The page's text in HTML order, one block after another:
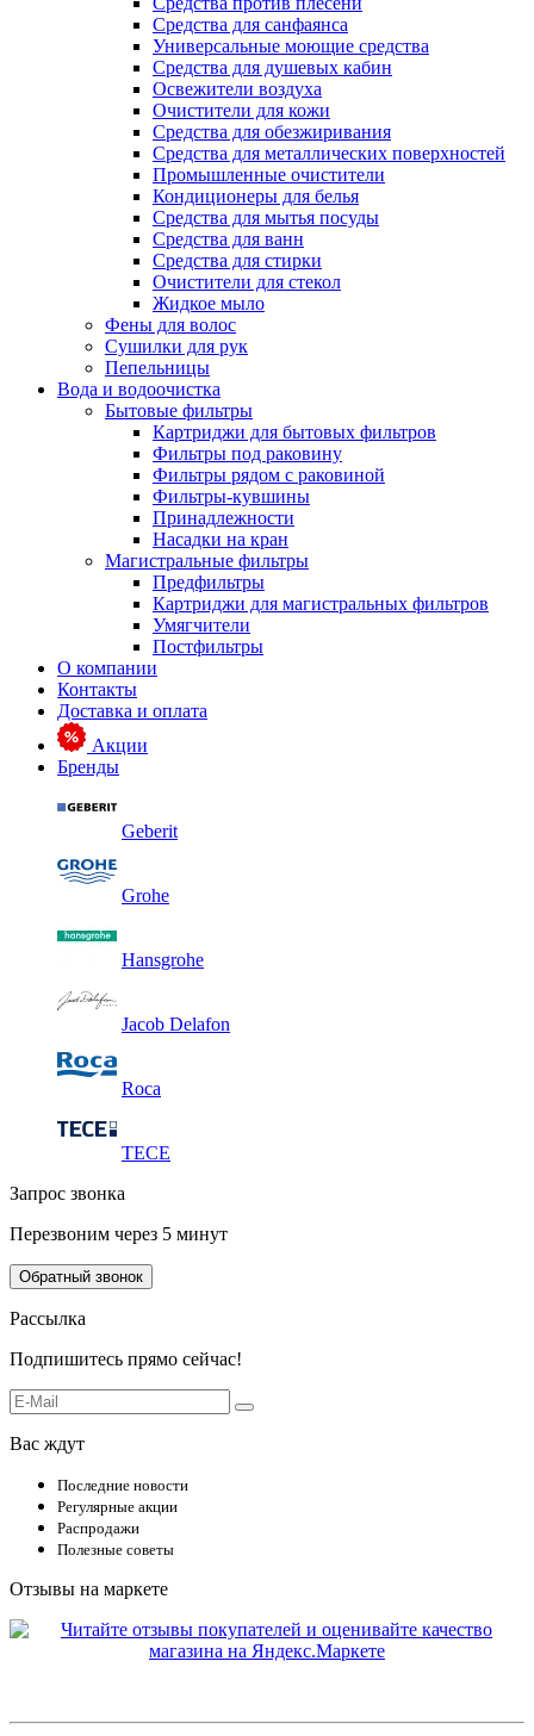
Средства для санфаянса
Универсальные моющие средства
Средства для душевых кабин
Освежители воздуха
Очистители для кожи
Средства для обезжиривания
Средства для металлических поверхностей
Промышленные очистители
Кондиционеры для белья
Средства для мытья посуды
Средства для ванн
Средства для стирки
Очистители для стекол
Жидкое мыло
Фены для волос
Сушилки для рук
Пепельницы
Вода и водоочистка
Бытовые фильтры
Картриджи для бытовых фильтров
Фильтры под раковину
Фильтры рядом с раковиной
Фильтры-кувшины
Принадлежности
Насадки на кран
Магистральные фильтры
Предфильтры
Картриджи для магистральных фильтров
Умягчители
Постфильтры
О компании
Контакты
Доставка и оплата
Акции
Бренды
Geberit
Grohe
Hansgrohe
Jacob Delafon
Roca
TECE
Запрос звонка
Перезвоним через 5 минут
Обратный звонок
Рассылка
Подпишитесь прямо сейчас!
Вас ждут
Последние новости
Регулярные акции
Распродажи
Полезные советы
Отзывы на маркете